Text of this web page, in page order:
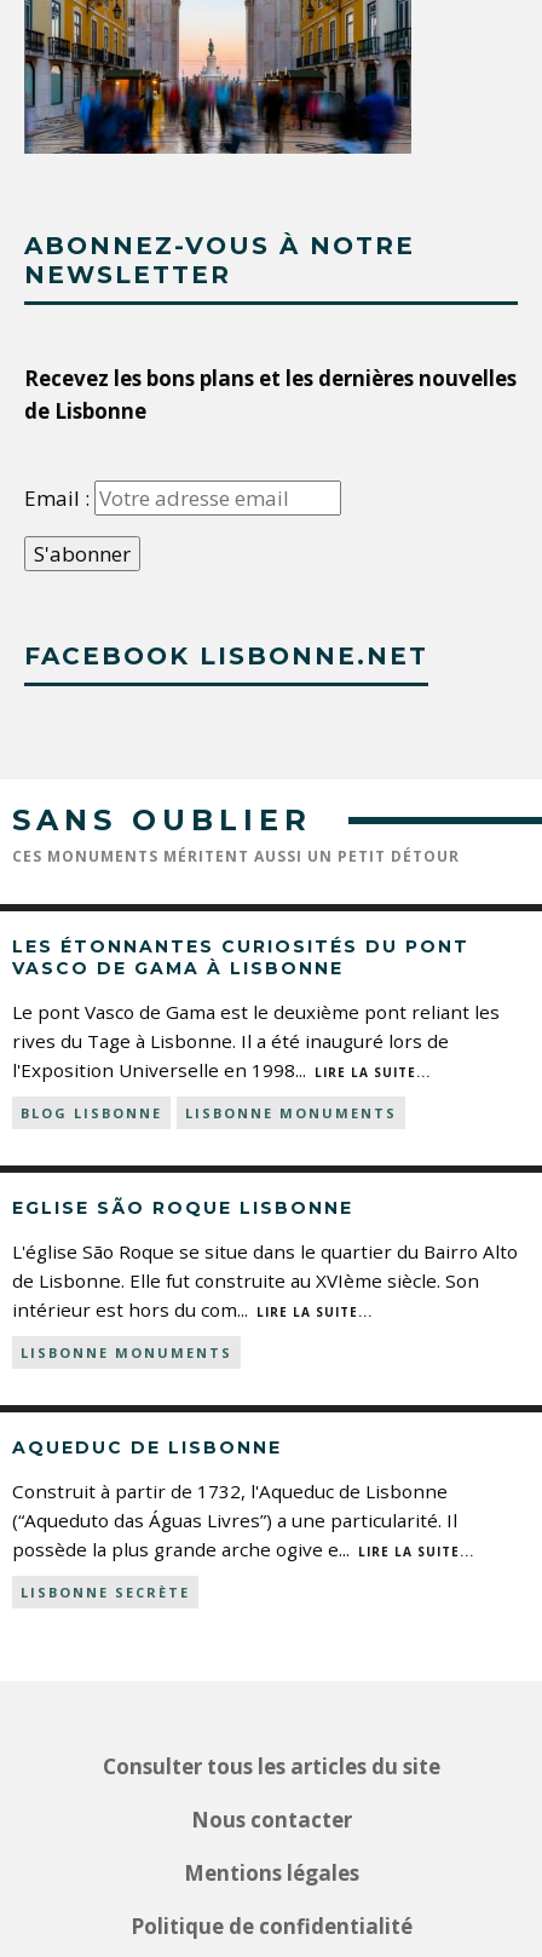
ABONNEZ-VOUS À NOTRE
NEWSLETTER
Recevez les bons plans et les dernières nouvelles
de Lisbonne
Email :
FACEBOOK LISBONNE.NET
SANS OUBLIER
CES MONUMENTS MÉRITENT AUSSI UN PETIT DÉTOUR
LES ÉTONNANTES CURIOSITÉS DU PONT
VASCO DE GAMA À LISBONNE
Le pont Vasco de Gama est le deuxième pont reliant les
rives du Tage à Lisbonne. Il a été inauguré lors de
l'Exposition Universelle en 1998... LIRE LA SUITE...
BLOG LISBONNE LISBONNE MONUMENTS
EGLISE SÃO ROQUE LISBONNE
L'église São Roque se situe dans le quartier du Bairro Alto
de Lisbonne. Elle fut construite au XVIème siècle. Son
intérieur est hors du com... LIRE LA SUITE...
LISBONNE MONUMENTS
AQUEDUC DE LISBONNE
Construit à partir de 1732, l'Aqueduc de Lisbonne
(“Aqueduto das Águas Livres”) a une particularité. Il
possède la plus grande arche ogive e... LIRE LA SUITE...
LISBONNE SECRÈTE
Consulter tous les articles du site
Nous contacter
Mentions légales
Politique de confidentialité